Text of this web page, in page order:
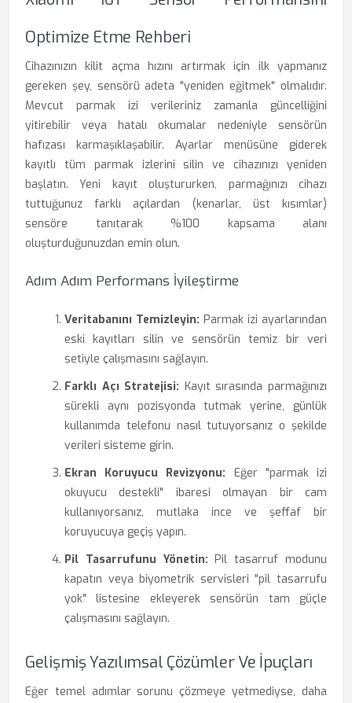
Optimize Etme Rehberi
Cihazınızın kilit açma hızını artırmak için ilk yapmanız
gereken şey, sensörü adeta "yeniden eğitmek" olmalıdır.
Mevcut parmak izi verileriniz zamanla güncelliğini
yitirebilir veya hatalı okumalar nedeniyle sensörün
hafızası karmaşıklaşabilir. Ayarlar menüsüne giderek
kayıtlı tüm parmak izlerini silin ve cihazınızı yeniden
başlatın. Yeni kayıt oluştururken, parmağınızı cihazı
tuttuğunuz farklı açılardan (kenarlar, üst kısımlar)
sensöre tanıtarak %100 kapsama alanı
oluşturduğunuzdan emin olun.
Adım Adım Performans İyileştirme
Veritabanını Temizleyin: Parmak izi ayarlarından
eski kayıtları silin ve sensörün temiz bir veri
setiyle çalışmasını sağlayın.
Farklı Açı Stratejisi: Kayıt sırasında parmağınızı
sürekli aynı pozisyonda tutmak yerine, günlük
kullanımda telefonu nasıl tutuyorsanız o şekilde
verileri sisteme girin.
Ekran Koruyucu Revizyonu: Eğer "parmak izi
okuyucu destekli" ibaresi olmayan bir cam
kullanıyorsanız, mutlaka ince ve şeffaf bir
koruyucuya geçiş yapın.
Pil Tasarrufunu Yönetin: Pil tasarruf modunu
kapatın veya biyometrik servisleri "pil tasarrufu
yok" listesine ekleyerek sensörün tam güçle
çalışmasını sağlayın.
Gelişmiş Yazılımsal Çözümler Ve İpuçları
Eğer temel adımlar sorunu çözmeye yetmediyse, daha